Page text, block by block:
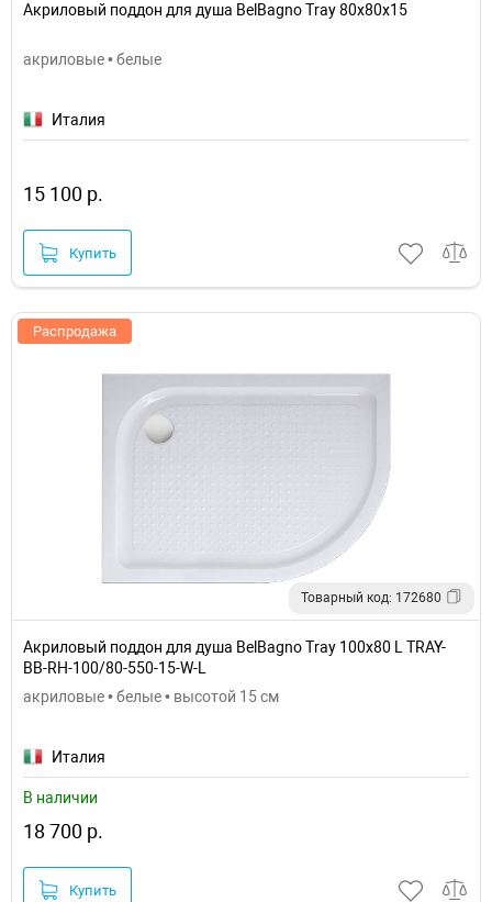
Акриловый поддон для душа BelBagno Tray 80x80x15
акриловые • белые
Италия
15 100 р.
Купить
Распродажа
Товарный код: 172680
Акриловый поддон для душа BelBagno Tray 100x80 L TRAY-
BB-RH-100/80-550-15-W-L
акриловые • белые • высотой 15 см
Италия
В наличии
18 700 р.
Купить